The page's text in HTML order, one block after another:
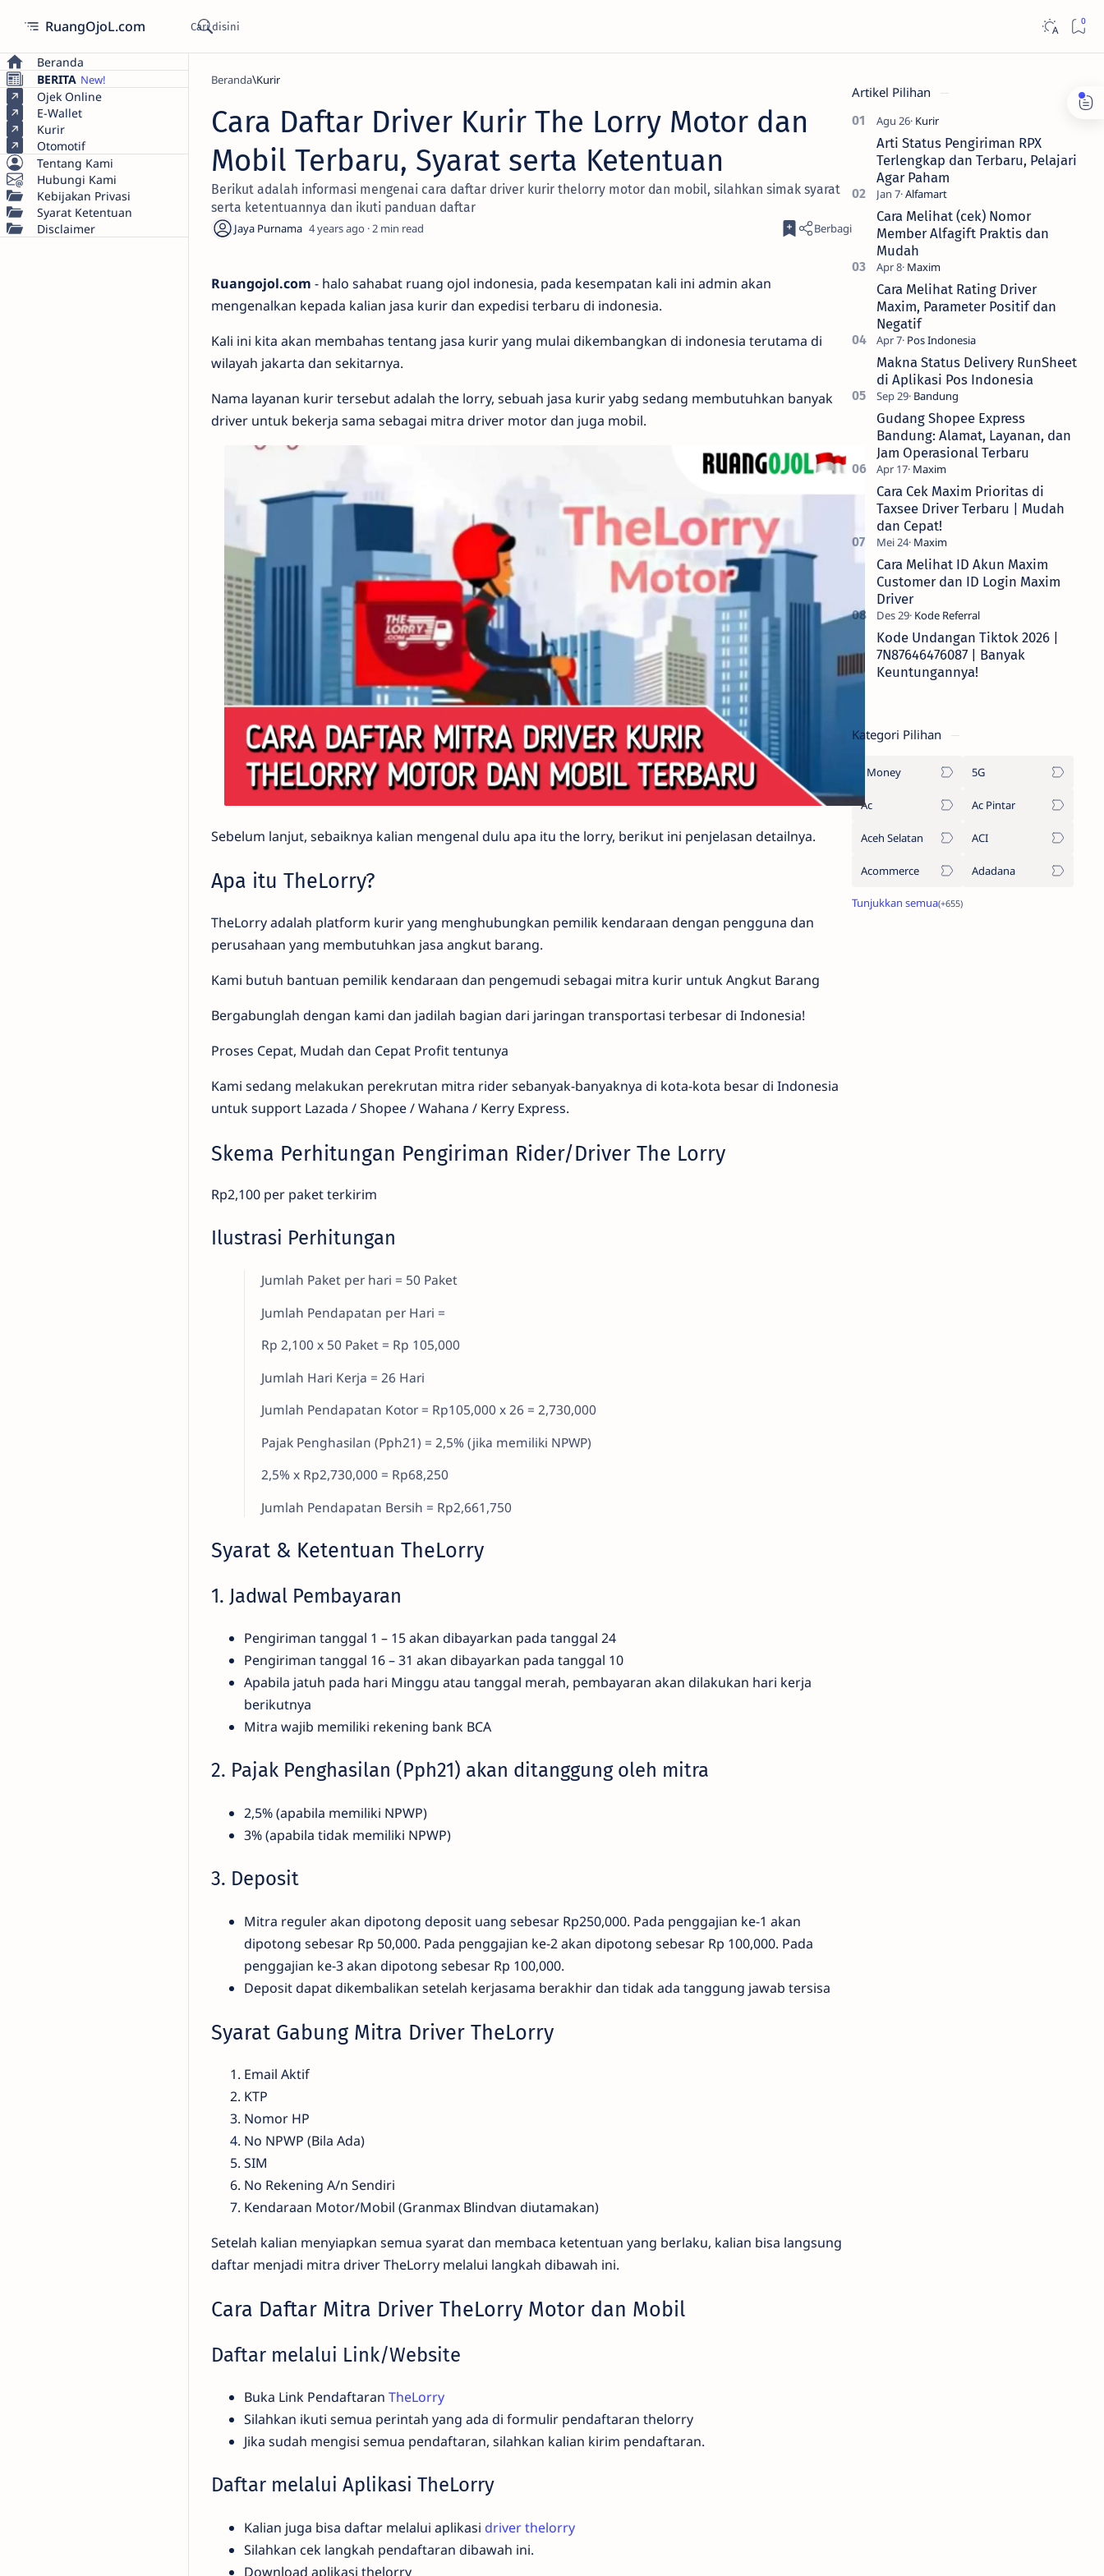
RuangOjoL.com
Beranda
BERITA
Ojek Online
E-Wallet
Kurir
Otomotif
Tentang Kami
Hubungi Kami
Kebijakan Privasi
Syarat Ketentuan
Disclaimer
Beranda Kurir
Cara Daftar Driver Kurir The Lorry Motor dan
Mobil Terbaru, Syarat serta Ketentuan
Berikut adalah informasi mengenai cara daftar driver kurir thelorry motor dan mobil, silahkan simak syarat
serta ketentuannya dan ikuti panduan daftar
4 years ago 2
Ruangojol.com - halo sahabat ruang ojol indonesia, pada kesempatan kali ini admin akan
mengenalkan kepada kalian jasa kurir dan expedisi terbaru di indonesia.
Kali ini kita akan membahas tentang jasa kurir yang mulai dikembangkan di indonesia terutama di
wilayah jakarta dan sekitarnya.
Nama layanan kurir tersebut adalah the lorry, sebuah jasa kurir yabg sedang membutuhkan banyak
driver untuk bekerja sama sebagai mitra driver motor dan juga mobil.
Sebelum lanjut, sebaiknya kalian mengenal dulu apa itu the lorry, berikut ini penjelasan detailnya.
Apa itu TheLorry?
TheLorry adalah platform kurir yang menghubungkan pemilik kendaraan dengan pengguna dan
perusahaan yang membutuhkan jasa angkut barang.
Kami butuh bantuan pemilik kendaraan dan pengemudi sebagai mitra kurir untuk Angkut Barang
Bergabunglah dengan kami dan jadilah bagian dari jaringan transportasi terbesar di Indonesia​!
Proses Cepat, Mudah dan Cepat Profit tentunya
Kami sedang melakukan perekrutan mitra rider sebanyak-banyaknya di kota-kota besar di Indonesia
untuk support Lazada / Shopee / Wahana / Kerry Express.
Skema Perhitungan Pengiriman Rider/Driver The Lorry
Rp2,100 per paket terkirim
Ilustrasi Perhitungan
Jumlah Paket per hari = 50 Paket
Jumlah Pendapatan per Hari =
Rp 2,100 x 50 Paket = Rp 105,000
Jumlah Hari Kerja = 26 Hari
Jumlah Pendapatan Kotor = Rp105,000 x 26 = 2,730,000
Pajak Penghasilan (Pph21) = 2,5% (jika memiliki NPWP)
2,5% x Rp2,730,000 = Rp68,250
Jumlah Pendapatan Bersih = Rp2,661,750
Syarat & Ketentuan TheLorry
1. Jadwal Pembayaran
Pengiriman tanggal 1 – 15 akan dibayarkan pada tanggal 24
Pengiriman tanggal 16 – 31 akan dibayarkan pada tanggal 10
Apabila jatuh pada hari Minggu atau tanggal merah, pembayaran akan dilakukan hari kerja
berikutnya
Mitra wajib memiliki rekening bank BCA
2. Pajak Penghasilan (Pph21) akan ditanggung oleh mitra
2,5% (apabila memiliki NPWP)
3% (apabila tidak memiliki NPWP)
3. Deposit
Mitra reguler akan dipotong deposit uang sebesar Rp250,000. Pada penggajian ke-1 akan
dipotong sebesar Rp 50,000. Pada penggajian ke-2 akan dipotong sebesar Rp 100,000. Pada
penggajian ke-3 akan dipotong sebesar Rp 100,000.
Deposit dapat dikembalikan setelah kerjasama berakhir dan tidak ada tanggung jawab tersisa
Syarat Gabung Mitra Driver TheLorry
Email Aktif
KTP
Nomor HP
No NPWP (Bila Ada)
SIM
No Rekening A/n Sendiri
Kendaraan Motor/Mobil (Granmax Blindvan diutamakan)
Setelah kalian menyiapkan semua syarat dan membaca ketentuan yang berlaku, kalian bisa langsung
daftar menjadi mitra driver TheLorry melalui langkah dibawah ini.
Cara Daftar Mitra Driver TheLorry Motor dan Mobil
Daftar melalui Link/Website
Buka Link Pendaftaran TheLorry
Silahkan ikuti semua perintah yang ada di formulir pendaftaran thelorry
Jika sudah mengisi semua pendaftaran, silahkan kalian kirim pendaftaran.
Daftar melalui Aplikasi TheLorry
Kalian juga bisa daftar melalui aplikasi driver thelorry
Silahkan cek langkah pendaftaran dibawah ini.
Download aplikasi thelorry
Artikel Pilihan
Arti Status Pengiriman RPX
Terlengkap dan Terbaru, Pelajari
Agar Paham
Cara Melihat (cek) Nomor
Member Alfagift Praktis dan
Mudah
Cara Melihat Rating Driver
Maxim, Parameter Positif dan
Negatif
Makna Status Delivery RunSheet
di Aplikasi Pos Indonesia
Gudang Shopee Express
Bandung: Alamat, Layanan, dan
Jam Operasional Terbaru
Cara Cek Maxim Prioritas di
Taxsee Driver Terbaru | Mudah
dan Cepat!
Cara Melihat ID Akun Maxim
Customer dan ID Login Maxim
Driver
Kode Undangan Tiktok 2026 |
7N87646476087 | Banyak
Keuntungannya!
Kategori Pilihan
1Money 5G
Ac Ac Pintar
Aceh Selatan ACI
Acommerce Adadana